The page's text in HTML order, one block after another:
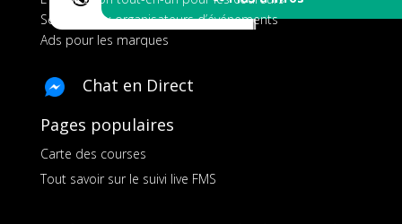
Services aux organisateurs d’événements
Ads pour les marques
Chat en Direct
Pages populaires
Carte des courses
Tout savoir sur le suivi live FMS